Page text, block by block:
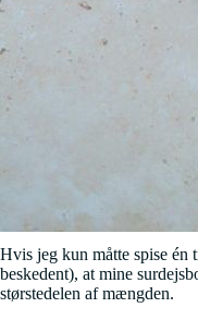
Hvis jeg kun måtte spise én
beskedent), at mine
størstedelen af mængden.